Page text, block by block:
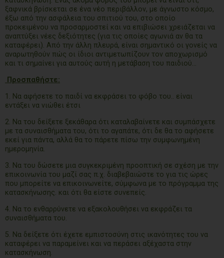
ξαφνικά βρίσκεται σε ένα νέο περιβάλλον, με άγνωστο κόσμο,
έξω από την ασφάλεια του σπιτιού του, στο οποίο
προκειμένου να προσαρμοστεί και να επιβιώσει χρειάζεται να
αναπτύξει νέες δεξιότητες (για τις οποίες αγωνιά αν θα τα
καταφέρει). Από την άλλη πλευρά, είναι σημαντικό οι γονείς να
αναρωτηθούν πώς οι ίδιοι αντιμετωπίζουν τον αποχωρισμό
και τι σημαίνει για αυτούς αυτή η μετάβαση του παιδιού…
Προσπαθήστε:
1. Να αφήσετε το παιδί να εκφράσει το φόβο του.. είναι
εντάξει να νιώθει έτσι
2. Να του δείξετε ξεκάθαρα ότι καταλαβαίνετε και συμπάσχετε
με τα συναισθήματα του, ότι το αγαπάτε, ότι δε θα το αφήσετε
εκεί για πάντα, αλλά θα το πάρετε πίσω την συμφωνημένη
ημερομηνία.
3. Να του δώσετε μια συγκεκριμένη προοπτική σε σχέση με την
επικοινωνία του μαζί σας π.χ. διαβεβαιώστε το για τις ώρες
που μπορείτε να επικοινωνείτε, σύμφωνα με το πρόγραμμα της
κατασκήνωσης. και ότι θα είστε συνεπείς.
4. Να το ενθαρρύνετε να εξακολουθήσει να εκφράζει τα
συναισθήματα του.
5. Να δείξετε ότι έχετε εμπιστοσύνη στις ικανότητες του να
καταφέρει να παραμείνει και να περάσει αξέχαστα στην
κατασκήνωση.